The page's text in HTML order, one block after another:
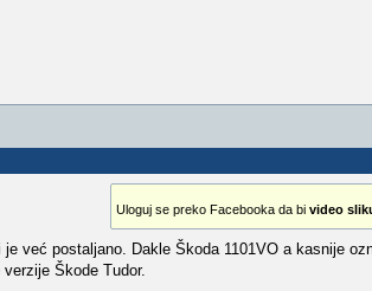
Uloguj se preko Facebooka da bi video
već postaljano. Dakle Škoda 1101VO a kasnije
Škode Tudor.